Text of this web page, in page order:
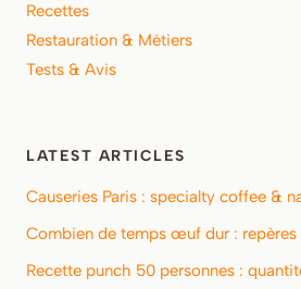
Recettes
Restauration & Métiers
Tests & Avis
LATEST ARTICLES
Causeries Paris : specialty coffee &
Combien de temps œuf dur : repères
Recette punch 50 personnes :